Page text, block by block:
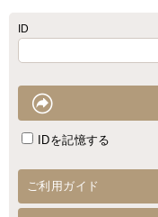
ID
IDを記憶する
ご利用ガイド